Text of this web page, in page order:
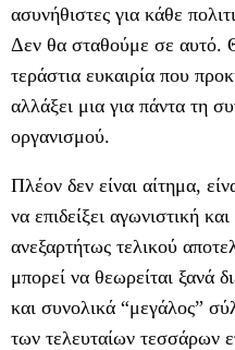
ασυνήθιστες για κάθε
Δεν θα σταθούμε σε αυτό.
τεράστια ευκαιρία που
αλλάξει μια για πάντα τη
οργανισμού.
Πλέον δεν είναι αίτημα,
να επιδείξει αγωνιστική
ανεξαρτήτως τελικού
μπορεί να θεωρείται ξανά
και συνολικά “μεγάλος”
των τελευταίων τεσσάρων